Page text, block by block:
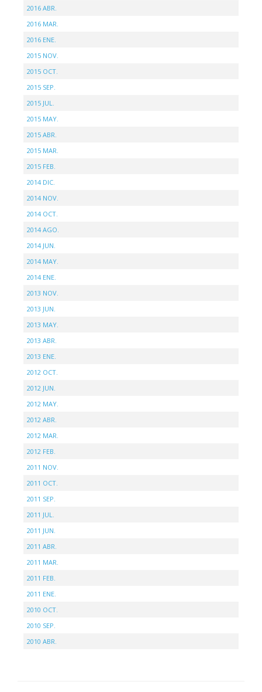
2016 ABR.
2016 MAR.
2016 ENE.
2015 NOV.
2015 OCT.
2015 SEP.
2015 JUL.
2015 MAY.
2015 ABR.
2015 MAR.
2015 FEB.
2014 DIC.
2014 NOV.
2014 OCT.
2014 AGO.
2014 JUN.
2014 MAY.
2014 ENE.
2013 NOV.
2013 JUN.
2013 MAY.
2013 ABR.
2013 ENE.
2012 OCT.
2012 JUN.
2012 MAY.
2012 ABR.
2012 MAR.
2012 FEB.
2011 NOV.
2011 OCT.
2011 SEP.
2011 JUL.
2011 JUN.
2011 ABR.
2011 MAR.
2011 FEB.
2011 ENE.
2010 OCT.
2010 SEP.
2010 ABR.